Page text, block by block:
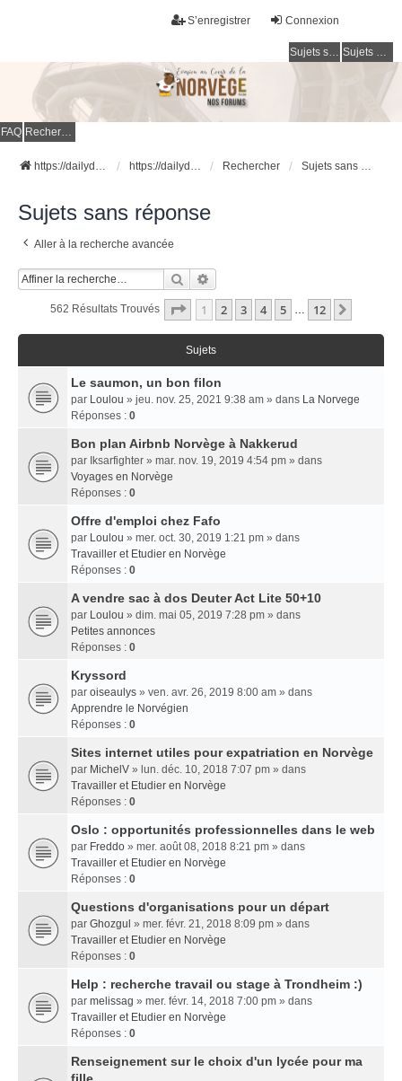
Connexion
S’enregistrer
Sujets sans réponse Sujets actifs
FAQ Rechercher
https://dailydigesthub.com https://dailydigesthub.com Rechercher Sujets sans réponse
Sujets sans réponse
Aller à la recherche avancée
Rechercher
562 Résultats Trouvés Page 1Sur
1 2 3 4 5 … 12
Sujets
Le saumon, un bon filon
par Loulou » jeu. nov. 25, 2021 9:38 am » dans La Norvege
Réponses : 0
Bon plan Airbnb Norvège à Nakkerud
par Iksarfighter » mar. nov. 19, 2019 4:54 pm » dans
Voyages en Norvège
Réponses : 0
Offre d'emploi chez Fafo
par Loulou » mer. oct. 30, 2019 1:21 pm » dans
Travailler et Etudier en Norvège
Réponses : 0
A vendre sac à dos Deuter Act Lite 50+10
par Loulou » dim. mai 05, 2019 7:28 pm » dans
Petites annonces
Réponses : 0
Kryssord
par oiseaulys » ven. avr. 26, 2019 8:00 am » dans
Apprendre le Norvégien
Réponses : 0
Sites internet utiles pour expatriation en Norvège
par MichelV » lun. déc. 10, 2018 7:07 pm » dans
Travailler et Etudier en Norvège
Réponses : 0
Oslo : opportunités professionnelles dans le web
par Freddo » mer. août 08, 2018 8:21 pm » dans
Travailler et Etudier en Norvège
Réponses : 0
Questions d'organisations pour un départ
par Ghozgul » mer. févr. 21, 2018 8:09 pm » dans
Travailler et Etudier en Norvège
Réponses : 0
Help : recherche travail ou stage à Trondheim :)
par melissag » mer. févr. 14, 2018 7:00 pm » dans
Travailler et Etudier en Norvège
Réponses : 0
Renseignement sur le choix d'un lycée pour ma